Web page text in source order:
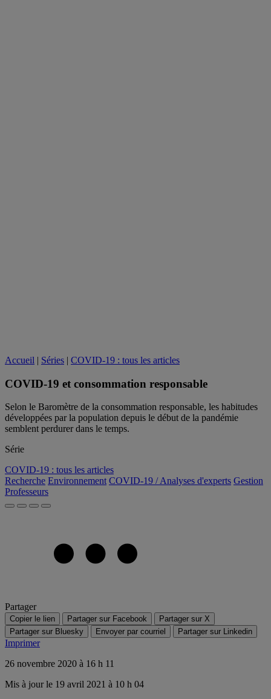
Accueil | Séries | COVID-19 : tous les articles
COVID-19 et consommation responsable
Selon le Baromètre de la consommation responsable, les habitudes
développées par la population depuis le début de la pandémie
semblent perdurer dans le temps.
Série
COVID-19 : tous les articles
Recherche Environnement COVID-19 / Analyses d'experts Gestion
Professeurs
Partager
Copier le lien Partager sur Facebook
Partager sur X
Partager sur Bluesky
Envoyer par courriel Partager sur Linkedin
Imprimer
26 novembre 2020 à 16 h 11
Mis à jour le 19 avril 2021 à 10 h 04